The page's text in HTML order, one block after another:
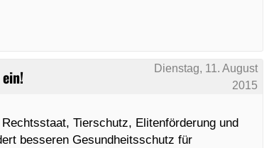
Dienstag, 11. August
2015
Tierschutz, Elitenförderung und
besseren Gesundheitsschutz für